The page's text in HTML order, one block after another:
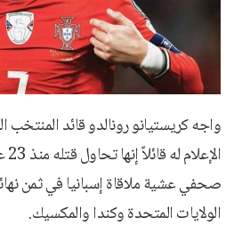
واجه كريستيانو رونالدو قائد المنتخب
الولايات المتحدة وكندا والمكسيك.